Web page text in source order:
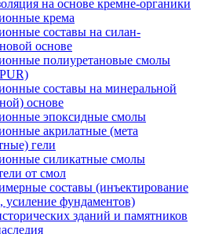
на основе кремне-органики
крема
составы на силан-
основе
полиуретановые смолы
составы на минеральной
основе
эпоксидные смолы
акрилатные (мета
гели
силикатные смолы
от смол
составы (инъектирование
усиление фундаментов)
зданий и памятников